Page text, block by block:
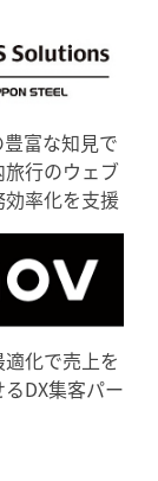
富な知見で
行のウェブ
率化を支援
化で売上を
DX集客パー